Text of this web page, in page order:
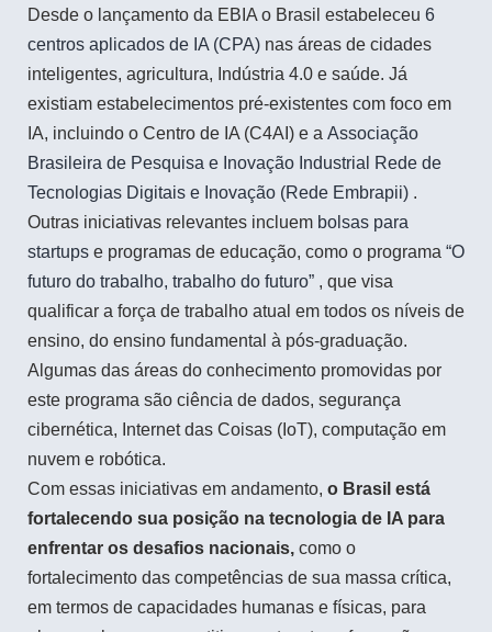
Desde o lançamento da EBIA o Brasil estabeleceu 6
centros aplicados de IA (CPA) nas áreas de cidades
inteligentes, agricultura, Indústria 4.0 e saúde. Já
existiam estabelecimentos pré-existentes com foco em
IA, incluindo o Centro de IA (C4AI) e a Associação
Brasileira de Pesquisa e Inovação Industrial Rede de
Tecnologias Digitais e Inovação (Rede Embrapii) .
Outras iniciativas relevantes incluem bolsas para
startups e programas de educação, como o programa “O
futuro do trabalho, trabalho do futuro” , que visa
qualificar a força de trabalho atual em todos os níveis de
ensino, do ensino fundamental à pós-graduação.
Algumas das áreas do conhecimento promovidas por
este programa são ciência de dados, segurança
cibernética, Internet das Coisas (IoT), computação em
nuvem e robótica.
Com essas iniciativas em andamento, o Brasil está
fortalecendo sua posição na tecnologia de IA para
enfrentar os desafios nacionais, como o
fortalecimento das competências de sua massa crítica,
em termos de capacidades humanas e físicas, para